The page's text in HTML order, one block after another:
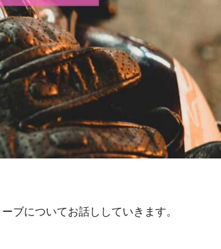
ブについてお話ししていきます。